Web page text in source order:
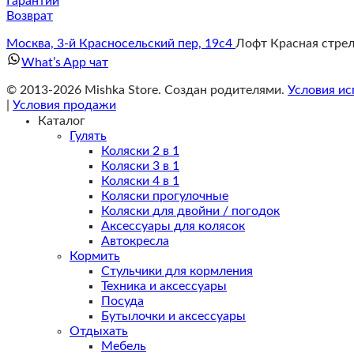
Возврат
Москва, 3-й Красносельский пер, 19с4 Лофт Красная
What’s App чат
© 2013-2026 Mishka Store. Cоздан родителями. Условия
Условия продажи
Каталог
Гулять
Коляски 2 в 1
Коляски 3 в 1
Коляски 4 в 1
Коляски прогулочные
Коляски для двойни / погодок
Аксессуары для колясок
Автокресла
Кормить
Стульчики для кормления
Техника и аксессуары
Посуда
Бутылочки и аксессуары
Отдыхать
Мебель